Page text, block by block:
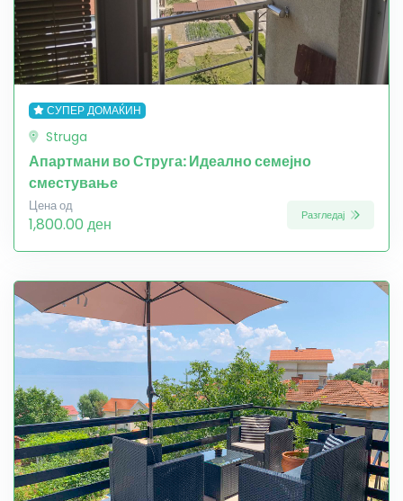
СУПЕР ДОМАЌИН
Struga
Апартмани во Струга: Идеално семејно
сместување
Цена од
1,800.00 ден Разгледај